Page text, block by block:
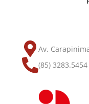
Av.
(85)